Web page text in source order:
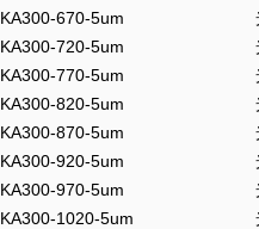
KA300-670-5um
KA300-720-5um
KA300-770-5um
KA300-820-5um
KA300-870-5um
KA300-920-5um
KA300-970-5um
KA300-1020-5um